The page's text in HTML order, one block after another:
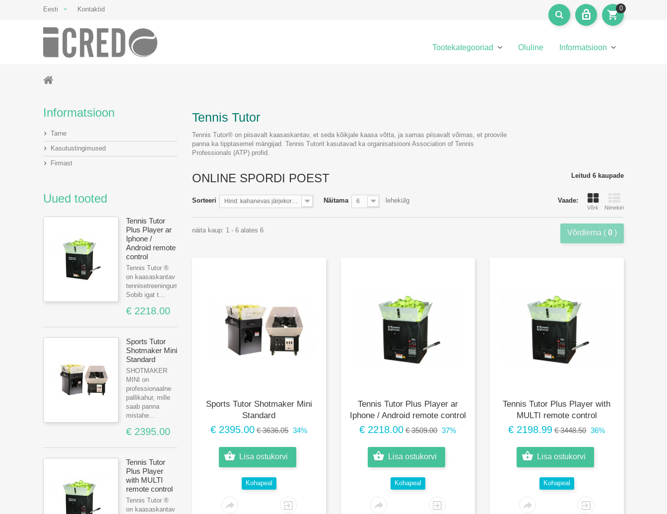
Eesti Kontaktid 0
Tootekategooriad Oluline Informatsioon
Tennis Tutor
Tennis Tutor® on piisavalt kaasaskantav, et seda kõikjale kaasa võtta, ja samas piisavalt võimas, et proovile
panna ka tipptasemel mängijad. Tennis Tutorit kasutavad ka organisatsiooni Association of Tennis
Professionals (ATP) profid.
ONLINE SPORDI POEST Leitud 6 kaupade
Vaade:
Võrk Nimekiri
Sorteeri Hind: kahanevas järjekorras Näitama 6 lehekülg
Võrdlema ( 0 )
näita kaup: 1 - 6 alates 6
Sports Tutor Shotmaker Mini
Standard
€ 2395.00 € 3636.05 34%
Lisa ostukorvi
Kohapeal
Tennis Tutor Plus Player ar
Iphone / Android remote control
€ 2218.00 € 3509.00 37%
Lisa ostukorvi
Kohapeal
Tennis Tutor Plus Player with
MULTI remote control
€ 2198.99 € 3448.50 36%
Lisa ostukorvi
Kohapeal
Informatsioon
Tarne
Kasutustingimused
Firmast
Uued tooted
Tennis Tutor
Plus Player ar
Iphone /
Android remote
control
Tennis Tutor ®
on kaasaskantav
tennisetreeningumasin.
Sobib igat t...
€ 2218.00
Sports Tutor
Shotmaker Mini
Standard
SHOTMAKER
MINI on
professionaalne
pallikahur, mille
saab panna
mistahe...
€ 2395.00
Tennis Tutor
Plus Player
with MULTI
remote control
Tennis Tutor ®
on kaasaskantav